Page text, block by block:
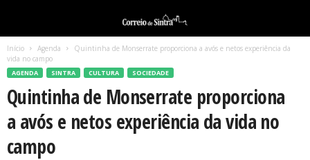
Início Agenda
Quintinha de Monserrate proporciona a avós e netos experiência da
vida no campo
AGENDA SINTRA CULTURA SOCIEDADE
Quintinha de Monserrate proporciona
a avós e netos experiência da vida no
campo